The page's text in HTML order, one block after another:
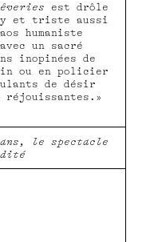
est drôle
et triste aussi
humaniste
un sacré
inopinées de
ou en policier
de désir
réjouissantes.»
le spectacle